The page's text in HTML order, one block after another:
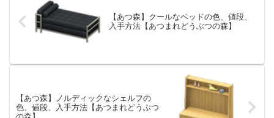
【あつ森】クールなベッドの色、値段、
入手方法【あつまれどうぶつの森】
【あつ森】ノルディックなシェルフの
色、値段、入手方法【あつまれどうぶつ